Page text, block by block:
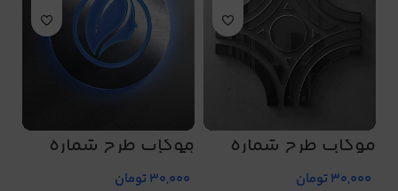
موکاپ طرح شماره
5060
30,000تومان
موکاپ طرح شماره
5061
30,000تومان